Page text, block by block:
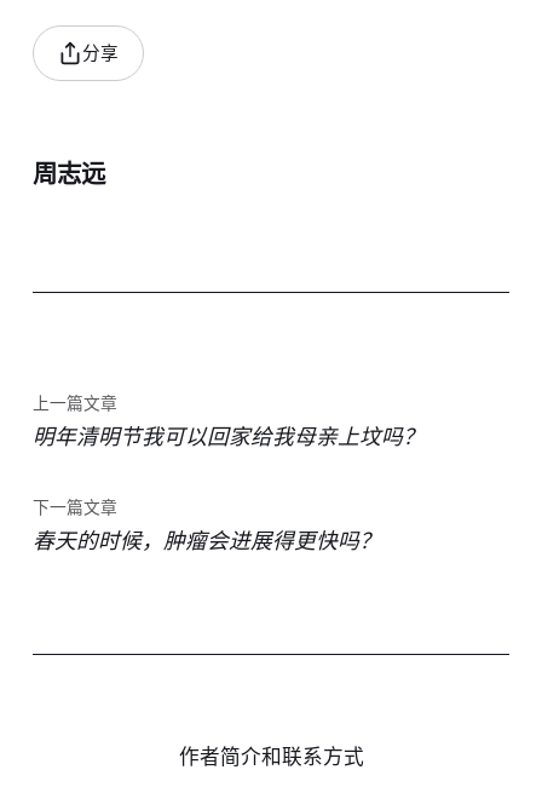
分享
周志远
上一篇文章
明年清明节我可以回家给我母亲上坟吗？
下一篇文章
春天的时候，肿瘤会进展得更快吗？
作者简介和联系方式